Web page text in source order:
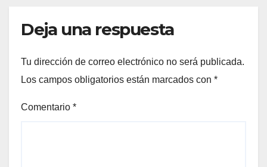
Deja una respuesta
Tu dirección de correo electrónico no será publicada.
Los campos obligatorios están marcados con *
Comentario *